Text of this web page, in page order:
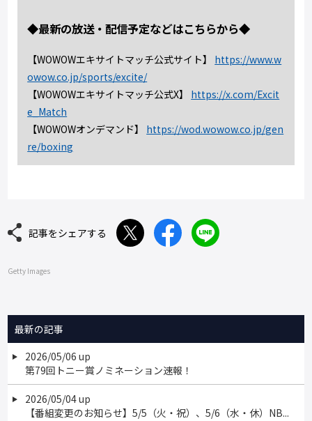
◆最新の放送・配信予定などはこちらから◆
【WOWOWエキサイトマッチ公式サイト】 https://www.w
owow.co.jp/sports/excite/
【WOWOWエキサイトマッチ公式X】 https://x.com/Excit
e_Match
【WOWOWオンデマンド】 https://wod.wowow.co.jp/gen
re/boxing
記事をシェアする
Getty Images
最新の記事
2026/05/06 up
第79回トニー賞ノミネーション速報！
2026/05/04 up
【番組変更のお知らせ】5/5（火・祝）、5/6（水・休）NB...